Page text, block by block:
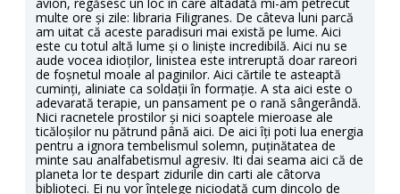
multe ore și zile: libraria Filigranes. De câteva luni parcă
am uitat că aceste paradisuri mai există pe lume. Aici
este cu totul altă lume și o liniște incredibilă. Aici nu se
aude vocea idioților, linistea este intreruptă doar rareori
de foșnetul moale al paginilor. Aici cărtile te asteaptă
cuminți, aliniate ca soldații în formație. A sta aici este o
adevarată terapie, un pansament pe o rană sângerândă.
Nici racnetele prostilor și nici soaptele mieroase ale
ticăloșilor nu pătrund până aici. De aici îți poti lua energia
pentru a ignora tembelismul solemn, puținătatea de
minte sau analfabetismul agresiv. Iti dai seama aici că de
planeta lor te despart zidurile din carti ale câtorva
biblioteci. Ei nu vor înțelege niciodată cum dincolo de